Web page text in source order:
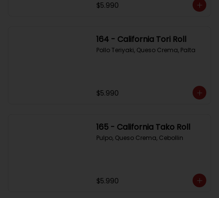
$5.990
164 - California Tori Roll
Pollo Teriyaki, Queso Crema, Palta
$5.990
165 - California Tako Roll
Pulpo, Queso Crema, Cebollin
$5.990